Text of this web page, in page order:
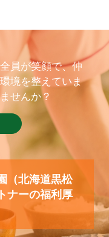
員が笑顔で、仲
境を整えていま
せんか？
（北海道黒松
ナーの福利厚